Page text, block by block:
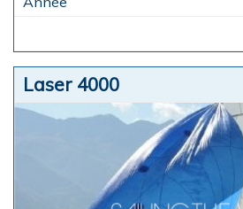
Laser 4000